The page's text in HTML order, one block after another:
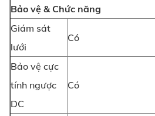
Bảo vệ & Chức năng
Giám sát
lưới
Có
Bảo vệ cực
tính ngược
DC
Có